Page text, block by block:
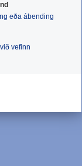
eða ábending
vefinn